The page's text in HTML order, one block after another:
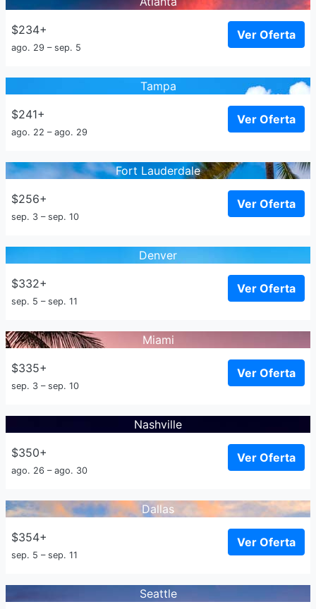
$234+
ago. 29 – sep. 5
Ver Oferta
Tampa
$241+
ago. 22 – ago. 29
Ver Oferta
Fort Lauderdale
$256+
sep. 3 – sep. 10
Ver Oferta
Denver
$332+
sep. 5 – sep. 11
Ver Oferta
Miami
$335+
sep. 3 – sep. 10
Ver Oferta
Nashville
$350+
ago. 26 – ago. 30
Ver Oferta
Dallas
$354+
sep. 5 – sep. 11
Ver Oferta
Seattle